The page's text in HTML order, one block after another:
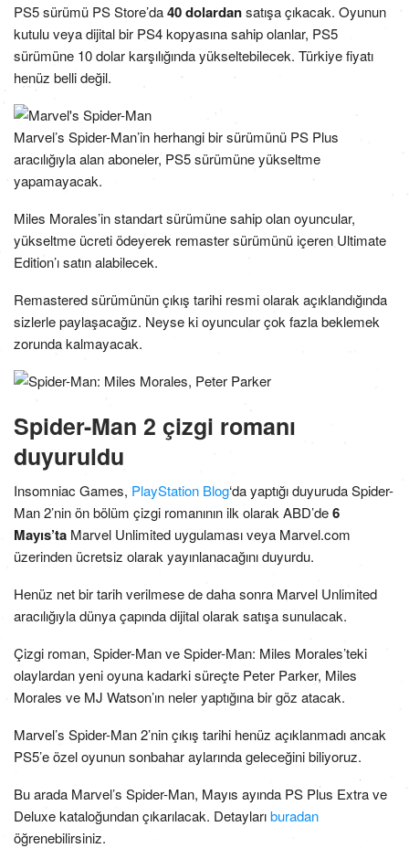
PS5 sürümü PS Store’da40 dolardansatışa çıkacak. Oyunun
kutulu veya dijital bir PS4 kopyasına sahip olanlar, PS5
sürümüne 10 dolar karşılığında yükseltebilecek. Türkiye fiyatı
henüz belli değil.
Marvel’s Spider-Man’in herhangi bir sürümünü PS Plus
aracılığıyla alan aboneler, PS5 sürümüne yükseltme
yapamayacak.
Miles Morales’in standart sürümüne sahip olan oyuncular,
yükseltme ücreti ödeyerek remaster sürümünü içeren Ultimate
Edition’ı satın alabilecek.
Remastered sürümünün çıkış tarihi resmi olarak açıklandığında
sizlerle paylaşacağız. Neyse ki oyuncular çok fazla beklemek
zorunda kalmayacak.
Spider-Man 2 çizgi romanı
duyuruldu
Insomniac Games, PlayStation Blog‘da yaptığı duyuruda Spider-
Man 2’nin ön bölüm çizgi romanının ilk olarak ABD’de6
Mayıs’ta Marvel Unlimited uygulaması veya Marvel.com
üzerinden ücretsiz olarak yayınlanacağını duyurdu.
Henüz net bir tarih verilmese de daha sonra Marvel Unlimited
aracılığıyla dünya çapında dijital olarak satışa sunulacak.
Çizgi roman, Spider-Man ve Spider-Man: Miles Morales’teki
olaylardan yeni oyuna kadarki süreçte Peter Parker, Miles
Morales ve MJ Watson’ın neler yaptığına bir göz atacak.
Marvel’s Spider-Man 2’nin çıkış tarihi henüz açıklanmadı ancak
PS5’e özel oyunun sonbahar aylarında geleceğini biliyoruz.
Bu arada Marvel’s Spider-Man, Mayıs ayında PS Plus Extra ve
Deluxe kataloğundan çıkarılacak. Detaylarıburadan
öğrenebilirsiniz.